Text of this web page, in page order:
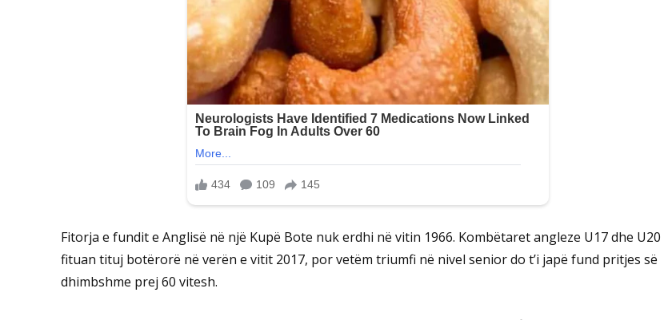
Fitorja e fundit e Anglisë në një Kupë Bote nuk erdhi në vitin 1966. Kombëtaret angleze U17 dhe U20
fituan tituj botërorë në verën e vitit 2017, por vetëm triumfi në nivel senior do t’i japë fund pritjes së
dhimbshme prej 60 vitesh.